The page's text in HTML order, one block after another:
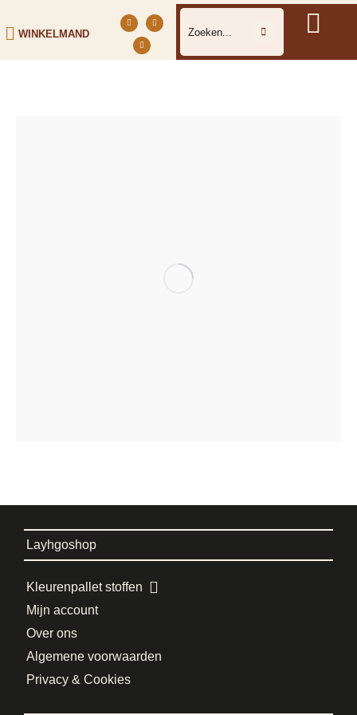
WINKELMAND
Layhgoshop
Kleurenpallet stoffen
Mijn account
Over ons
Algemene voorwaarden
Privacy & Cookies